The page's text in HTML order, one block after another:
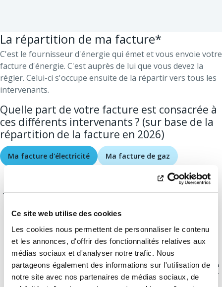
Ce site web utilise des cookies
Les cookies nous permettent de personnaliser le contenu
et les annonces, d'offrir des fonctionnalités relatives aux
médias sociaux et d'analyser notre trafic. Nous
partageons également des informations sur l'utilisation de
notre site avec nos partenaires de médias sociaux, de
La répartition de ma facture*
C'est le fournisseur d'énergie qui émet et vous envoie votre
facture d'énergie. C'est auprès de lui que vous devez la
régler. Celui-ci s'occupe ensuite de la répartir vers tous les
intervenants.
Quelle part de votre facture est consacrée à
ces différents intervenants ? (sur base de la
répartition de la facture en 2026)
Ma facture d'électricité Ma facture de gaz